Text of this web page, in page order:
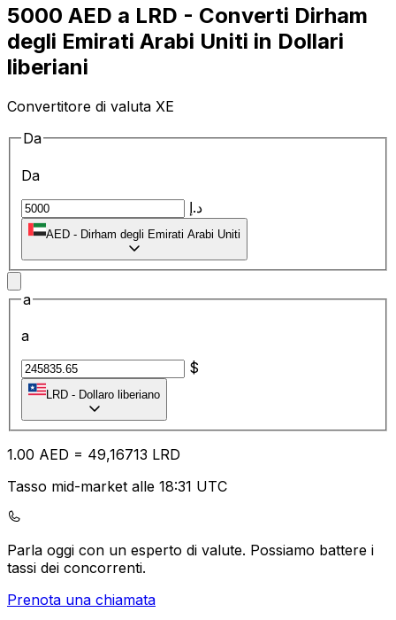
5000 AED a LRD - Converti Dirham
degli Emirati Arabi Uniti in Dollari
liberiani
Convertitore di valuta XE
Da
Da
د.إ
AED - Dirham degli Emirati Arabi Uniti
a
a
$
LRD - Dollaro liberiano
1.00 AED = 49,16713 LRD
Tasso mid-market alle 18:31 UTC
Parla oggi con un esperto di valute. Possiamo battere i
tassi dei concorrenti.
Prenota una chiamata